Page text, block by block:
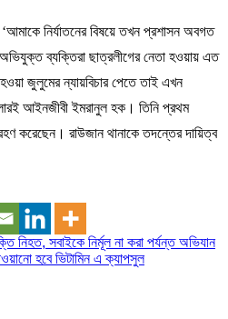
নির্যাতনের বিষয়ে তখন প্রশাসন অবগত
ব্যক্তিরা ছাত্রলীগের নেতা হওয়ায় এত
জুলুমের ন্যায়বিচার পেতে তাই এখন
আইনজীবী ইমরানুল হক। তিনি প্রথম
করেছেন। রাউজান থানাকে তদন্তের দায়িত্ব
নিহত, সবাইকে নির্মূল না করা পর্যন্ত অভিযান
হবে ভিটামিন এ ক্যাপসুল